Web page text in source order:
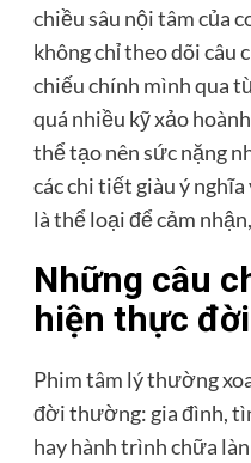
chiều sâu nội tâm của
không chỉ theo dõi câu
chiếu chính mình qua
quá nhiều kỹ xảo
thể tạo nên sức nặng
các chi tiết giàu ý
là thể loại để cảm
Những câu
hiện thực
Phim tâm lý thường
đời thường: gia đình,
hay hành trình chữa